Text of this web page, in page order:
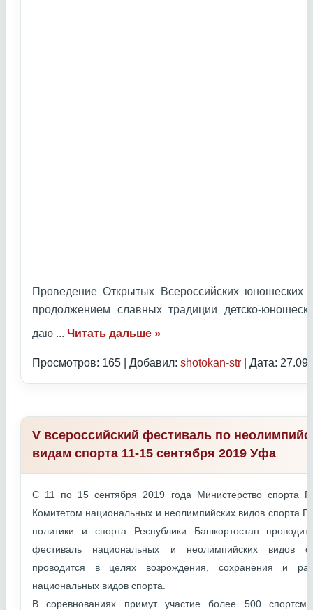
Проведение Открытых Всероссийских юношеских
продолжением славных традиции детско-
даю ... Читать дальше »
Просмотров: 165 | Добавил: shotokan-str | Дата:
V всероссийский фестиваль по
видам спорта 11-15 сентября 2019 Уфа
С 11 по 15 сентября 2019 года Министерство спорта
Комитетом национальных и неолимпийских видов спорта
политики и спорта Республики Башкортостан
фестиваль национальных и неолимпийских видов
проводится в целях возрождения, сохранения и
национальных видов спорта.
В соревнованиях примут участие более 500